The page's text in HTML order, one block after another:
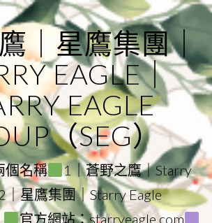
｜星鷹集團｜
EAGLE｜
EAGLE
（SEG）
個名稱
1｜蒼野之鷹｜Starry
｜星鷹集團｜Starry Eagle
官方網站：starryeagle.com